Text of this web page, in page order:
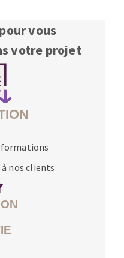
vous
votre projet
formations
à nos clients